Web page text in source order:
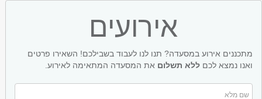
אירועים
מתכננים אירוע במסעדה? תנו לנו לעבוד בשבילכם! השאירו פרטים
ואנו נמצא לכם ללא תשלום את המסעדה המתאימה לאירוע.